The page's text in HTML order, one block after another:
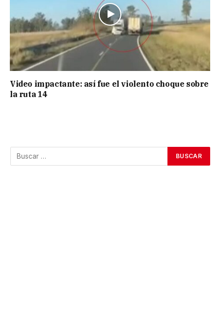
Video impactante: así fue el violento choque sobre
la ruta 14